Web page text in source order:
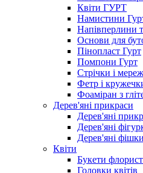
Квіти ГУРТ
Намистини
Напівперлини
Основи для
Пінопласт Гурт
Помпони Гурт
Стрічки і
Фетр і
Фоаміран з
Дерев'яні прикраси
Дерев'яні
Дерев'яні
Дерев'яні
Квіти
Букети
Головки квітів